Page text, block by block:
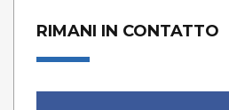
RIMANI IN CONTATTO